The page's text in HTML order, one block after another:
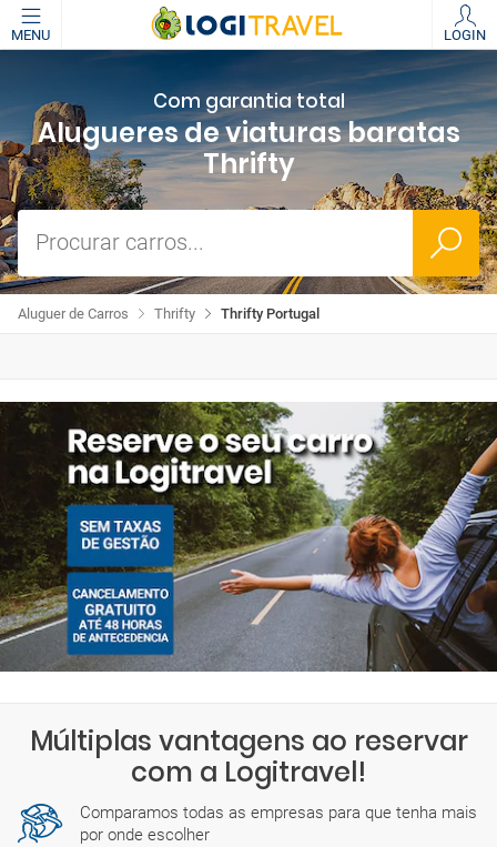
MENU LOGIN
Com garantia total
Alugueres de viaturas baratas
Thrifty
Procurar carros...
Thrifty Portugal
Thrifty
Aluguer de Carros
Múltiplas vantagens ao reservar
com a Logitravel!
Comparamos todas as empresas para que tenha mais
por onde escolher